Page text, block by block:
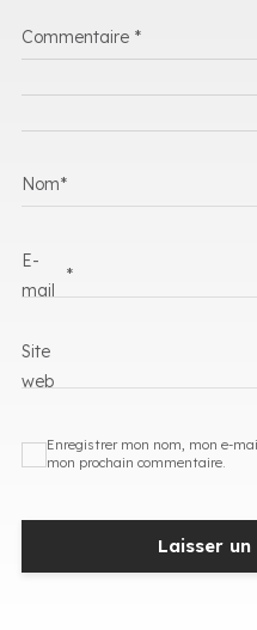
Commentaire *
Nom*
E-
mail
*
Site
web
Enregistrer mon nom, mon e-
mon prochain commentaire.